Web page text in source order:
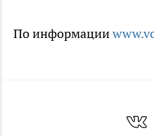
По информации